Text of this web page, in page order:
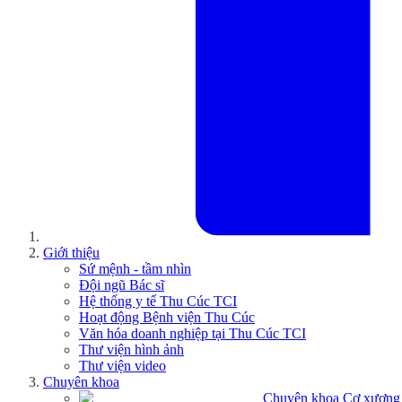
Giới thiệu
Sứ mệnh - tầm nhìn
Đội ngũ Bác sĩ
Hệ thống y tế Thu Cúc TCI
Hoạt động Bệnh viện Thu Cúc
Văn hóa doanh nghiệp tại Thu Cúc TCI
Thư viện hình ảnh
Thư viện video
Chuyên khoa
Chuyên khoa Cơ